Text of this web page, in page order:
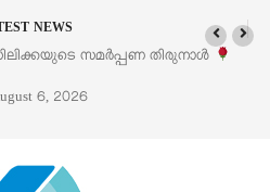
NEWS
സെയിലും ഓഗസ്റ്റ് 8-ന്
6, 2026